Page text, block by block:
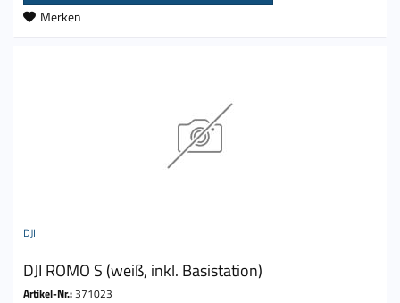
Merken
DJI
DJI ROMO S (weiß, inkl. Basistation)
Artikel-Nr.:371023